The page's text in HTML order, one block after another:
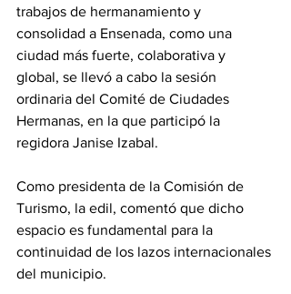
trabajos de hermanamiento y
consolidad a Ensenada, como una
ciudad más fuerte, colaborativa y
global, se llevó a cabo la sesión
ordinaria del Comité de Ciudades
Hermanas, en la que participó la
regidora Janise Izabal.
Como presidenta de la Comisión de
Turismo, la edil, comentó que dicho
espacio es fundamental para la
continuidad de los lazos internacionales
del municipio.